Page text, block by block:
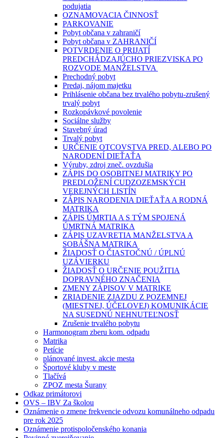
podujatia
OZNAMOVACIA ČINNOSŤ
PARKOVANIE
Pobyt občana v zahraničí
Pobyt občana v ZAHRANIČÍ
POTVRDENIE O PRIJATÍ
PREDCHÁDZAJÚCHO PRIEZVISKA PO
ROZVODE MANŽELSTVA
Prechodný pobyt
Predaj, nájom majetku
Prihlásenie občana bez trvalého pobytu-zrušený
trvalý pobyt
Rozkopávkové povolenie
Sociálne služby
Stavebný úrad
Trvalý pobyt
URČENIE OTCOVSTVA PRED, ALEBO PO
NARODENÍ DIEŤAŤA
Výruby, zdroj zneč. ovzdušia
ZÁPIS DO OSOBITNEJ MATRIKY PO
PREDLOŽENÍ CUDZOZEMSKÝCH
VEREJNÝCH LISTÍN
ZÁPIS NARODENIA DIEŤAŤA A RODNÁ
MATRIKA
ZÁPIS ÚMRTIA A S TÝM SPOJENÁ
ÚMRTNÁ MATRIKA
ZÁPIS UZAVRETIA MANŽELSTVA A
SOBÁŠNA MATRIKA
ŽIADOSŤ O ČIASTOČNÚ / ÚPLNÚ
UZÁVIERKU
ŽIADOSŤ O URČENIE POUŽITIA
DOPRAVNÉHO ZNAČENIA
ZMENY ZÁPISOV V MATRIKE
ZRIADENIE ZJAZDU Z POZEMNEJ
(MIESTNEJ, ÚČELOVEJ) KOMUNIKÁCIE
NA SUSEDNÚ NEHNUTEĽNOSŤ
Zrušenie trvalého pobytu
Harmonogram zberu kom. odpadu
Matrika
Petície
plánované invest. akcie mesta
Športové kluby v meste
Tlačívá
ZPOZ mesta Šurany
Odkaz primátorovi
OVS – IBV Za školou
Oznámenie o zmene frekvencie odvozu komunálneho odpadu
pre rok 2025
Oznámenie protispoločenského konania